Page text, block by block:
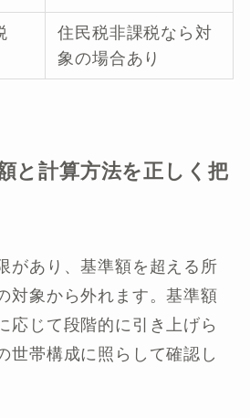
住民税非課税なら対
象の場合あり
と計算方法を正しく把
があり、基準額を超える所
対象から外れます。基準額
応じて段階的に引き上げら
世帯構成に照らして確認し